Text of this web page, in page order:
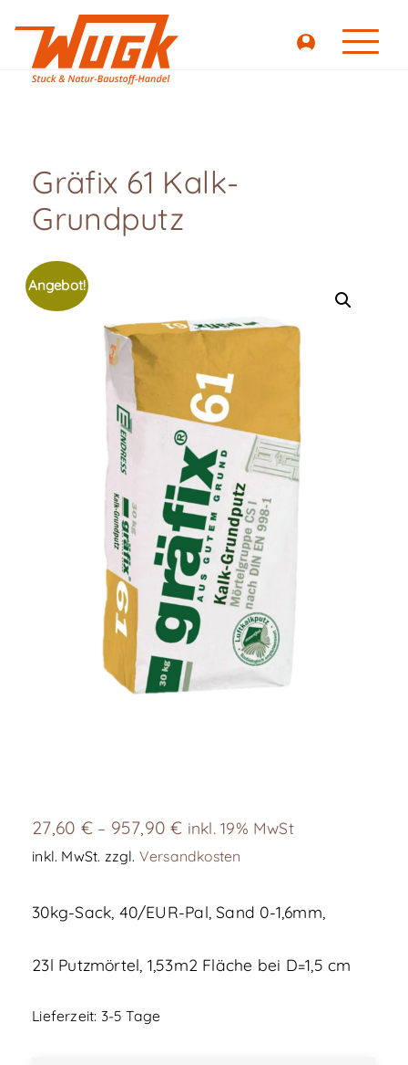
Gräfix 61 Kalk-
Grundputz
Angebot!
27,60 €– 957,90€ inkl. 19% MwSt
inkl. MwSt. zzgl. Versandkosten
30kg-Sack, 40/EUR-Pal, Sand 0-1,6mm,
23l Putzmörtel, 1,53m2 Fläche bei D=1,5 cm
Lieferzeit: 3-5 Tage